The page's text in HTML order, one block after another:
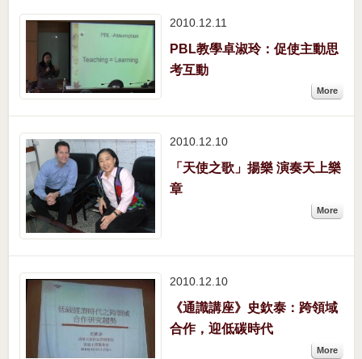
2010.12 11
PBL教學卓淑玲：促使主動思
考互動
More
2010.12 10
「天使之歌」揚樂 演奏天上樂
章
More
2010.12 10
《通識講座》史欽泰：跨領域
合作，迎低碳時代
More